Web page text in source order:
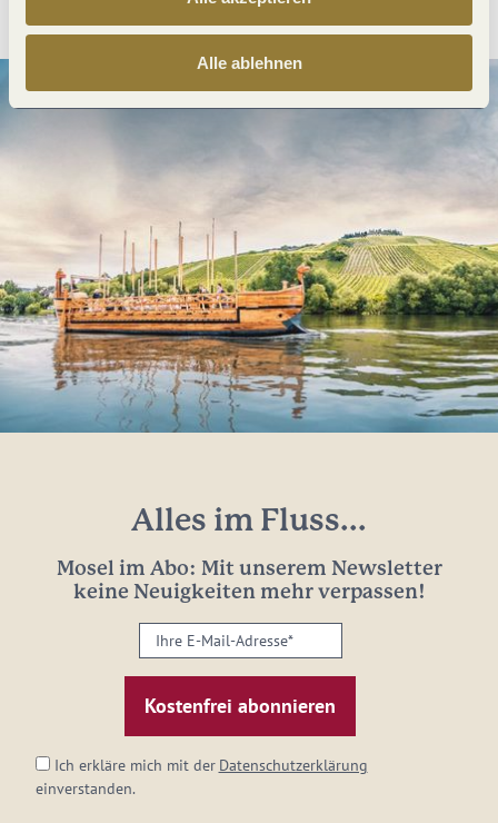
Alle ablehnen
Alles im Fluss...
Mosel im Abo: Mit unserem Newsletter
keine Neuigkeiten mehr verpassen!
Ihre
E-
Mail-
Adresse:
Ich erkläre mich mit der Datenschutzerklärung
einverstanden.